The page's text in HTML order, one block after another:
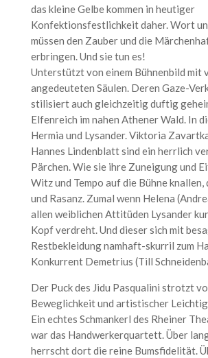
das kleine Gelbe kommen in heutiger
Konfektionsfestlichkeit daher. Wort
müssen den Zauber und die
erbringen. Und sie tun es!
Unterstützt von einem Bühnenbild mit
angedeuteten Säulen. Deren Gaze-
stilisiert auch gleichzeitig duftig
Elfenreich im nahen Athener Wald. In
Hermia und Lysander. Viktoria
Hannes Lindenblatt sind ein herrlich
Pärchen. Wie sie ihre Zuneigung und
Witz und Tempo auf die Bühne
und Rasanz. Zumal wenn Helena
allen weiblichen Attitüden Lysander
Kopf verdreht. Und dieser sich mit
Restbekleidung namhaft-skurril zum
Konkurrent Demetrius (Till
Der Puck des Jidu Pasqualini strotzt
Beweglichkeit und artistischer
Ein echtes Schmankerl des Rheiner
war das Handwerkerquartett. Über
herrscht dort die reine Bumsfidelität.